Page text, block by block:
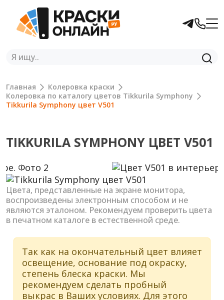
Главная
Колеровка краски
Колеровка по каталогу цветов Tikkurila Symphony
Tikkurila Symphony цвет V501
TIKKURILA SYMPHONY ЦВЕТ V501
Previous Next
Цвета, представленные на экране монитора,
воспроизведены электронным способом и не
являются эталоном. Рекомендуем проверить цвета
в печатном каталоге в естественной среде.
Так как на окончательный цвет влияет
освещение, основание под окраску,
степень блеска краски. Мы
рекомендуем сделать пробный
выкрас в Ваших условиях. Для этого